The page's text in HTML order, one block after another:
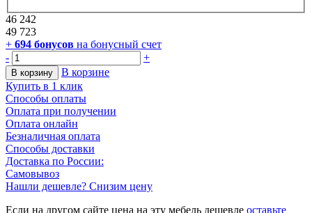
46 242
49 723
+ 694 бонусов на бонусный счет
-
+
В корзину
В корзине
Купить в 1 клик
Способы оплаты
Оплата при получении
Оплата онлайн
Безналичная оплата
Способы доставки
Доставка по России:
Самовывоз
Нашли дешевле? Снизим цену
Если на другом сайте цена на эту мебель дешевле оставьте